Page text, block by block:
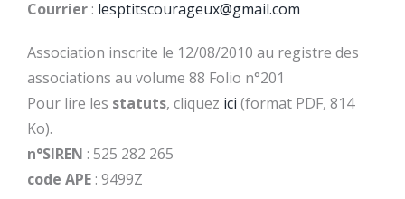
Courrier : lesptitscourageux@gmail.com
Association inscrite le 12/08/2010 au registre des
associations au volume 88 Folio n°201
Pour lire les statuts, cliquez ici (format PDF, 814
Ko).
n°SIREN : 525 282 265
code APE : 9499Z